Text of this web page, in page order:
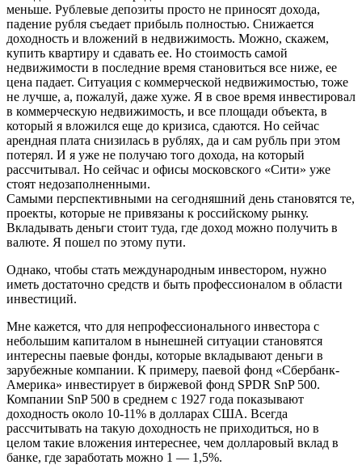
меньше. Рублевые депозиты просто не приносят дохода,
падение рубля съедает прибыль полностью. Снижается
доходность и вложений в недвижимость. Можно, скажем,
купить квартиру и сдавать ее. Но стоимость самой
недвижимости в последние время становиться все ниже, ее
цена падает. Ситуация с коммерческой недвижимостью, тоже
не лучше, а, пожалуй, даже хуже. Я в свое время инвестировал
в коммерческую недвижимость, и все площади объекта, в
который я вложился еще до кризиса, сдаются. Но сейчас
арендная плата снизилась в рублях, да и сам рубль при этом
потерял. И я уже не получаю того дохода, на который
рассчитывал. Но сейчас и офисы московского «Сити» уже
стоят недозаполненными.
Самыми перспективными на сегодняшний день становятся те,
проекты, которые не привязаны к российскому рынку.
Вкладывать деньги стоит туда, где доход можно получить в
валюте. Я пошел по этому пути.
Однако, чтобы стать международным инвестором, нужно
иметь достаточно средств и быть профессионалом в области
инвестиций.
Мне кажется, что для непрофессионального инвестора с
небольшим капиталом в нынешней ситуации становятся
интересны паевые фонды, которые вкладывают деньги в
зарубежные компании. К примеру, паевой фонд «Сбербанк-
Америка» инвестирует в биржевой фонд SPDR SnP 500.
Компании SnP 500 в среднем с 1927 года показывают
доходность около 10-11% в долларах США. Всегда
рассчитывать на такую доходность не приходиться, но в
целом такие вложения интереснее, чем долларовый вклад в
банке, где заработать можно 1 — 1,5%.